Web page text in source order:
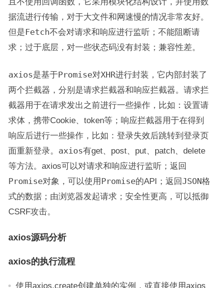
据流进行传输，对于大文件和网速慢的情况非常友好。
但是Fetch不会对请求和响应进行监听；不能阻断请
求；过于底层，对一些状态码没有封装；兼容性差。
axios是基于Promise对XHR进行封装，它内部封装了
两个拦截器，分别是请求拦截器和响应拦截器。请求拦
截器用于在请求发出之前进行一些操作，比如：设置请
求体，携带Cookie、token等；响应拦截器用于在得到
响应后进行一些操作，比如：登录失效后跳转到登录页
面重新登录。 axios有get、post、put、patch、delete
等方法。axios可以对请求和响应进行监听；返回
Promise对象，可以使用 Promise的API；返回 JSON格
式的数据；由浏览器发起请求；安全性更高，可以抵御
CSRF攻击。
axios源码分析
axios的执行流程
使用axios.create创建单独的实例，或直接使用axios